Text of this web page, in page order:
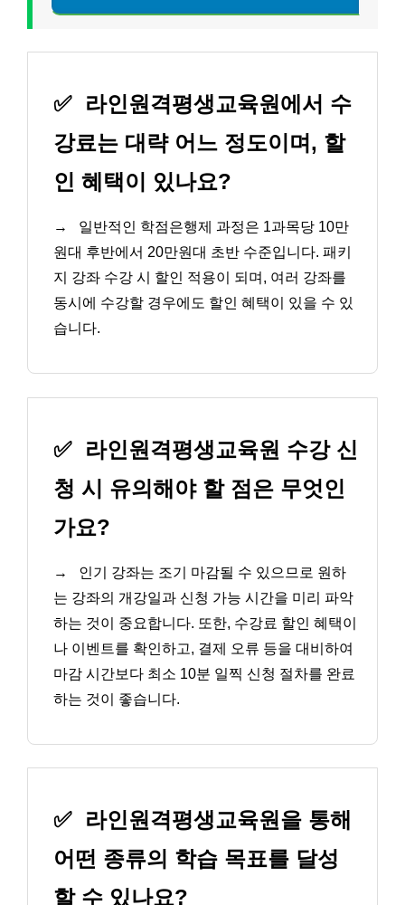
✅
라인원격평생교육원에서 수
강료는 대략 어느 정도이며, 할
인 혜택이 있나요?
→
일반적인 학점은행제 과정은 1과목당 10만
원대 후반에서 20만원대 초반 수준입니다. 패키
지 강좌 수강 시 할인 적용이 되며, 여러 강좌를
동시에 수강할 경우에도 할인 혜택이 있을 수 있
습니다.
✅
라인원격평생교육원 수강 신
청 시 유의해야 할 점은 무엇인
가요?
→
인기 강좌는 조기 마감될 수 있으므로 원하
는 강좌의 개강일과 신청 가능 시간을 미리 파악
하는 것이 중요합니다. 또한, 수강료 할인 혜택이
나 이벤트를 확인하고, 결제 오류 등을 대비하여
마감 시간보다 최소 10분 일찍 신청 절차를 완료
하는 것이 좋습니다.
✅
라인원격평생교육원을 통해
어떤 종류의 학습 목표를 달성
할 수 있나요?